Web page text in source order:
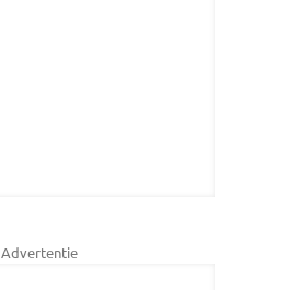
Advertentie